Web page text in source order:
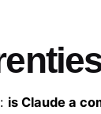
is Claude a